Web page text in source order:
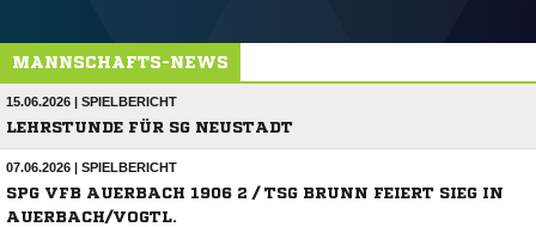
MANNSCHAFTS-NEWS
15.06.2026 | SPIELBERICHT
LEHRSTUNDE FÜR SG NEUSTADT
07.06.2026 | SPIELBERICHT
SPG VFB AUERBACH 1906 2 / TSG BRUNN FEIERT SIEG IN
AUERBACH/VOGTL.